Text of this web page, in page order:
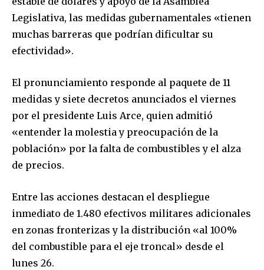
Legislativa, las medidas gubernamentales «tienen
muchas barreras que podrían dificultar su
efectividad».
El pronunciamiento responde al paquete de 11
medidas y siete decretos anunciados el viernes
por el presidente Luis Arce, quien admitió
«entender la molestia y preocupación de la
población» por la falta de combustibles y el alza
de precios.
Entre las acciones destacan el despliegue
inmediato de 1.480 efectivos militares adicionales
en zonas fronterizas y la distribución «al 100%
del combustible para el eje troncal» desde el
lunes 26.